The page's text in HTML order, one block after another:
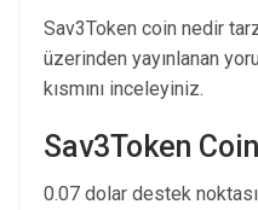
Sav3Token coin nedir
üzerinden yayınlanan
kısmını inceleyiniz.
Sav3Token
0.07 dolar destek